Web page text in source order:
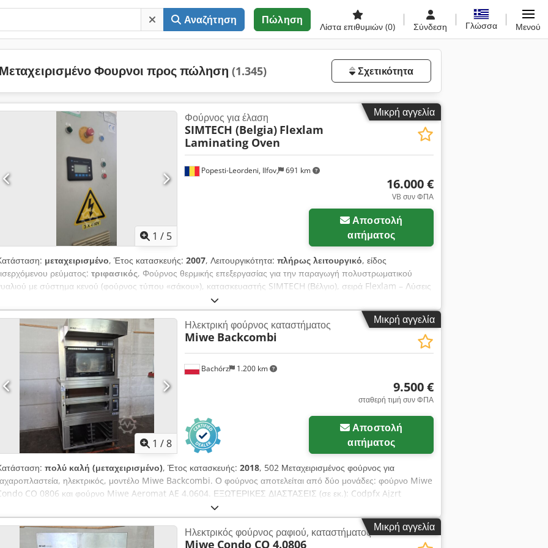
Αναζήτηση Πώληση
Λίστα επιθυμιών (0) Σύνδεση Γλώσσα Μενού
Μεταχειρισμένο Φουρνοι προς πώληση (1.345) Σχετικότητα
Μικρή αγγελία
1 / 5
Popesti-Leordeni, Ilfov, 691 km
Φούρνος για έλαση
SIMTECH (Belgia) Flexlam
Laminating Oven
16.000 €
VB συν ΦΠΑ
Αποστολή
αιτήματος
μεταχειρισμένο, Έτος κατασκευής: 2007, Λειτουργικότητα: πλήρως λειτουργικό, είδος
ρεύματος: τριφασικός, Φούρνος θερμικής επεξεργασίας για την παραγωγή πολυστρωματικού
με σύστημα κενού (φούρνος τύπου «σάκου»), κατασκευαστής SIMTECH (Βέλγιο), σειρά Flexlam – Λύσεις
για την παραγωγή πολυστρωματικού γυαλιού. Codpfx Aezqmhasdwsrf Κατασκευαστής: SIMTECH (Βέλγιο)
Flexlam Laminating Oven Ηλεκτρικός πίνακας: Alfametal / Dynamics, Αριθμός έργου: 0467 Έτος
κατασκευής: Δεκέμβριος 2007 Τροφοδοσία: 3 x 400V AC + PE, 50Hz Δίκτυο: TN-S, Icc < 10kA Πίνακας ελέγχου:
Allen-Bradley PanelView 300 Micro Εντολές: Έναρξη/Διακοπή κύκλου, Έναρξη κενού, Επαναφορά, Έκτακτη
διακοπή Σύστημα κενού: Αποκλειστική αντλία κενού, θήκη/σάκος κενού Σήμανση: Στήλη σήμανσης (Τέλος κύκλου
/ Συναγερμός/Βλάβη / Ενεργός)
Μικρή αγγελία
1 /8
Bachórz 1.200 km
Ηλεκτρική φούρνος καταστήματος
Miwe Backcombi
9.500 €
σταθερή τιμή συν ΦΠΑ
Αποστολή
αιτήματος
πολύ καλή (μεταχειρισμένο), Έτος κατασκευής: 2018, 502 Μεταχειρισμένος φούρνος για
ηλεκτρικός, μοντέλο Miwe Backcombi. Ο φούρνος αποτελείται από δύο μονάδες: φούρνο Miwe
CO 0806 και φούρνο Miwe Aeromat AE 4.0604. ΕΞΩΤΕΡΙΚΕΣ ΔΙΑΣΤΑΣΕΙΣ (σε εκ.): Codpfx Ajzrt
Tfjdwjrf - πλάτος: 110 - μήκος: 123 (145 με την κουκούλα) - ύψος: 225 ΤΕΧΝΙΚΑ ΧΑΡΑΚΤΗΡΙΣΤΙΚΑ: - έτος
2018 - Φούρνος Miwe Condo: 2 θάλαμοι για ταψιά 60x80, ύψος 14 εκ. - Φούρνος Miwe Aeromat: 4
επίπεδα για ταψιά 60x40 - τροφοδοσία: 400V 50Hz - ισχύς: 20,4kW ΕΞΟΠΛΙΣΜΟΣ: - κουκούλα - σύστημα
υγρασίας Διαθέσιμες επιπλέον χρεώσιμες επιλογές: μεταφορά. Η αναγραφόμενη τιμή είναι καθαρή τιμή. ΜΙΛΑΜΕ
Μικρή αγγελία
Ηλεκτρικός φούρνος ραφιού, καταστήματος
Miwe Condo CO 4.0806